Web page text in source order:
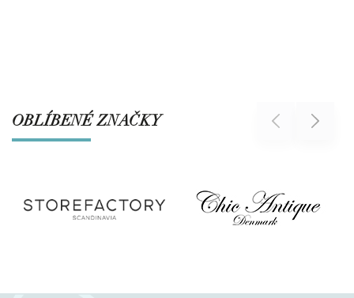
OBLÍBENÉ ZNAČKY Previous Next